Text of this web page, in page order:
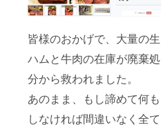
皆様のおかげで、大量の生
ハムと牛肉の在庫が廃棄処
分から救われました。
あのまま、もし諦めて何も
しなければ間違いなく全て